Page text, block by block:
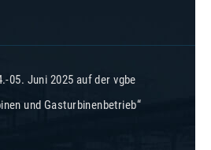
05. Juni 2025 auf der vgbe
und Gasturbinenbetrieb“